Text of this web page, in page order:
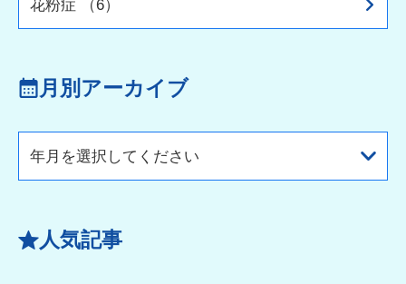
花粉症 （6）
月別アーカイブ
年月を選択してください
人気記事